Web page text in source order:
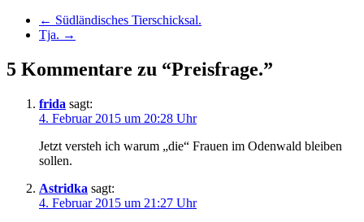
← Südländisches Tierschicksal.
Tja. →
5 Kommentare zu “Preisfrage.”
frida sagt:
4. Februar 2015 um 20:28 Uhr
Jetzt versteh ich warum „die“ Frauen im Odenwald bleiben
sollen.
Astridka sagt:
4. Februar 2015 um 21:27 Uhr